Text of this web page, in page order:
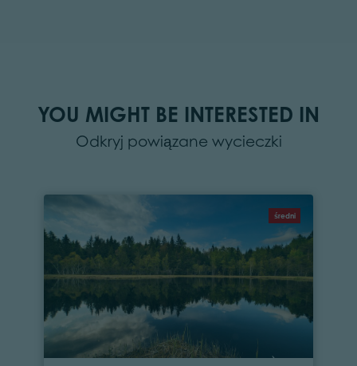
YOU MIGHT BE INTERESTED IN
Odkryj powiązane wycieczki
średni